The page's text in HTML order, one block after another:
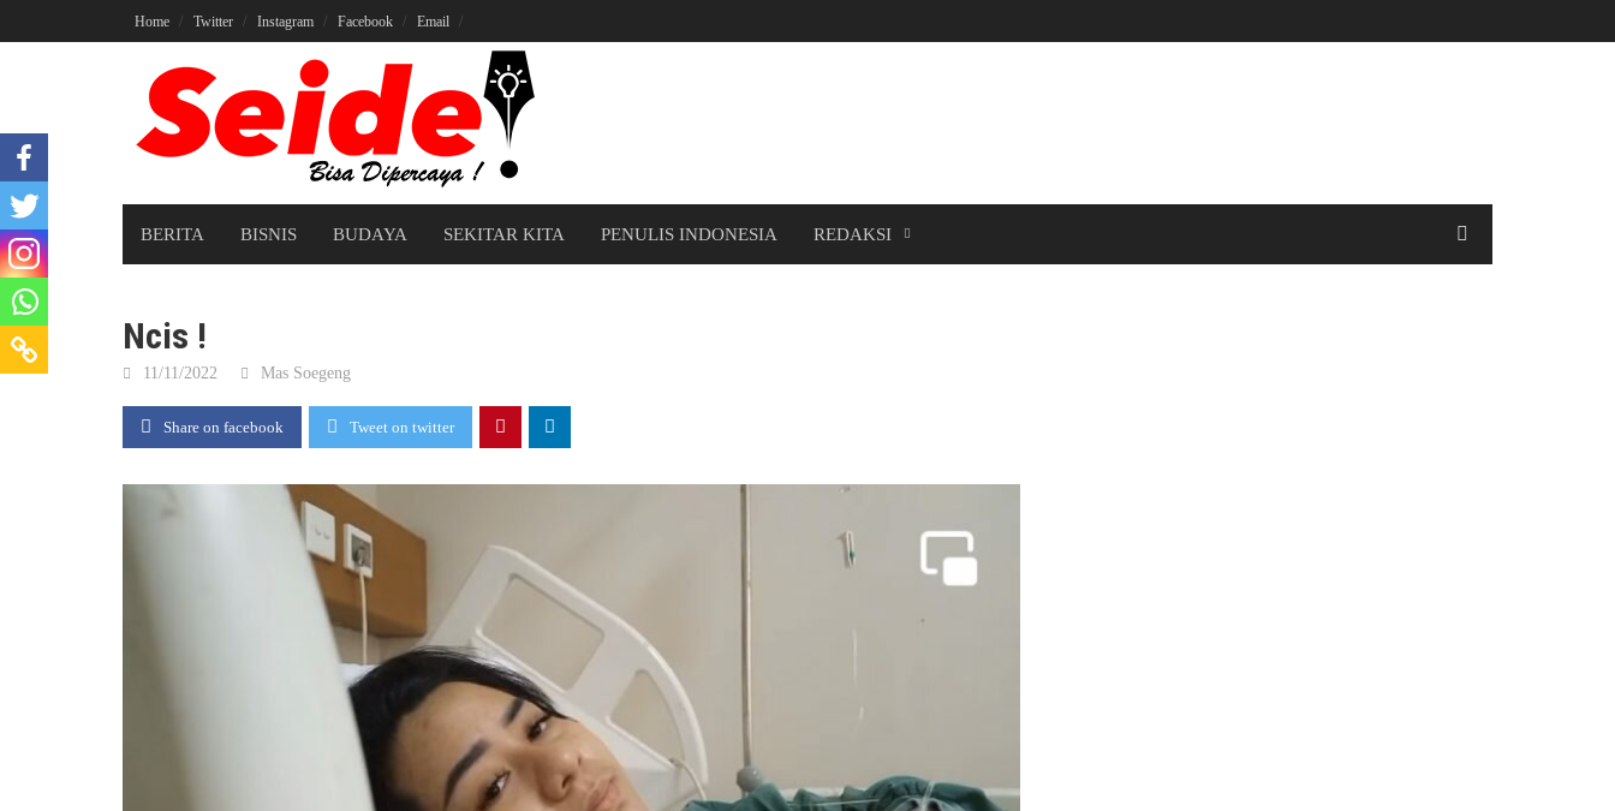
to
Home Twitter Instagram Facebook Email
BERITA BISNIS BUDAYA SEKITAR KITA PENULIS INDONESIA REDAKSI
Ncis !
11/11/2022 Mas Soegeng
Share on facebook Tweet on twitter